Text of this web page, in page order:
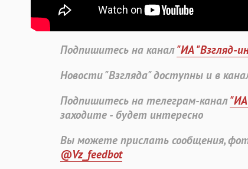
Подпишитесь на канал"ИА "Взгляд-
Новости "Взгляда" доступны и в
Подпишитесь на телеграм-канал
заходите - будет интересно
Вы можете прислать сообщения,
@Vz_feedbot